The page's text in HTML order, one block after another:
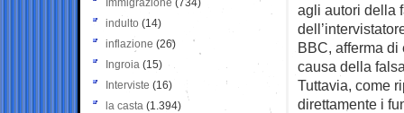
agli autori della
BBC, afferma
causa della
Tuttavia, come
direttamente i
Immigrazione (734)
indulto (14)
inflazione (26)
Ingroia (15)
Interviste (16)
la casta (1.394)